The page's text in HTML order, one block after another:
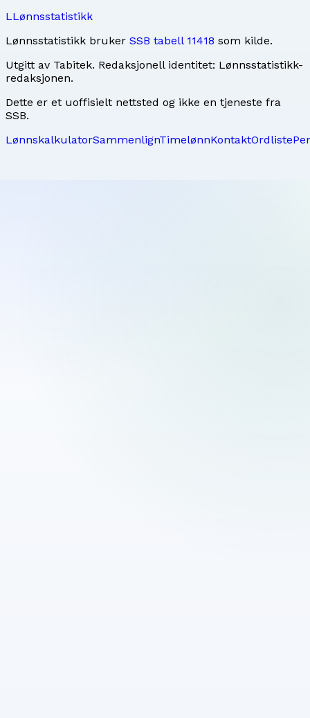
LLønnsstatistikk
Lønnsstatistikk bruker SSB tabell 11418 som kilde.
Utgitt av Tabitek. Redaksjonell identitet: Lønnsstatistikk-
redaksjonen.
Dette er et uoffisielt nettsted og ikke en tjeneste fra
SSB.
LønnskalkulatorSammenlignTimelønnKontaktOrdliste